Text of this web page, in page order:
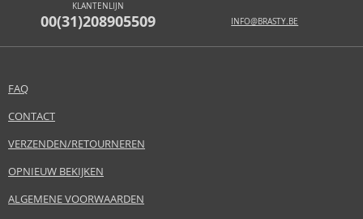
KLANTENLIJN
00(31)208905509 INFO@BRASTY.BE
FAQ
CONTACT
VERZENDEN/RETOURNEREN
OPNIEUW BEKIJKEN
ALGEMENE VOORWAARDEN